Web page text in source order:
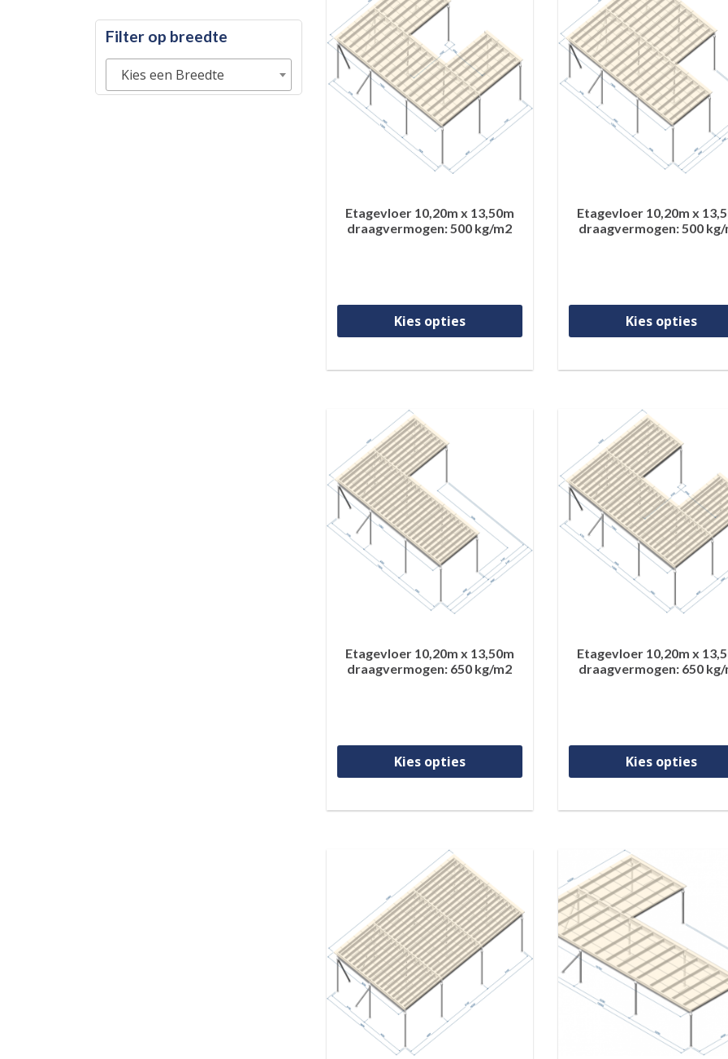
Filter op breedte
Kies een Breedte
Etagevloer 10,20m x 13,50m
draagvermogen: 500 kg/m2
Kies opties
Dit product heeft meerdere
Etagevloer 10,20m x
draagvermogen: 500 kg/
Kies opties
Etagevloer 10,20m x 13,50m
draagvermogen: 650 kg/m2
Kies opties
Dit product heeft meerdere
Etagevloer 10,20m x
draagvermogen: 650 kg/
Kies opties